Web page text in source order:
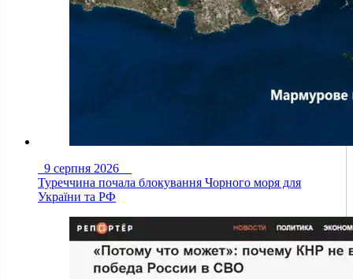
9 серпня 2026
Туреччина почала блокування Чорного моря для
України та РФ